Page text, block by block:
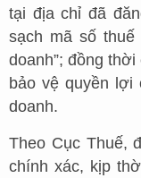
tại địa chỉ đã
sạch mã số
doanh”; đồng
bảo vệ quyền
doanh.
Theo Cục Thuế,
chính xác, kịp